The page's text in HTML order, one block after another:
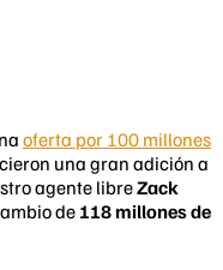
oferta por 100 millones
una gran adición a
agente libreZack
de 118 millones de